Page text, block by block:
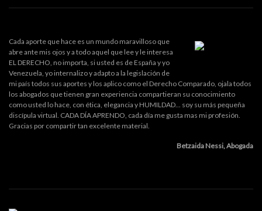
Cada aporte que hace es un mundo maravilloso que
abre ante mis ojos y a todo aquel que lee y le interesa
EL DERECHO, no importa, si usted es de España y yo
Venezuela, yo internalizo y adapto a la legislación de
mi país todos sus aportes y los aplico como el Derecho Comparado, ojala todos
los abogados que tienen gran experiencia compartieran su conocimiento
como usted lo hace, con ética, elegancia y HUMILDAD... soy su más pequeña
discípula virtual. CADA DÍA APRENDO, cada día me gusta mas mi profesión.
Gracias por compartir tan excelente material.
Betzaida Nessi, Abogada